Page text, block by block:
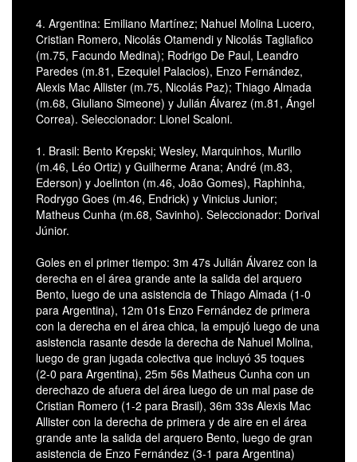
4. Argentina: Emiliano Martínez; Nahuel Molina Lucero,
Cristian Romero, Nicolás Otamendi y Nicolás Tagliafico
(m.75, Facundo Medina); Rodrigo De Paul, Leandro
Paredes (m.81, Ezequiel Palacios), Enzo Fernández,
Alexis Mac Allister (m.75, Nicolás Paz); Thiago Almada
(m.68, Giuliano Simeone) y Julián Álvarez (m.81, Ángel
Correa). Seleccionador: Lionel Scaloni.
1. Brasil: Bento Krepski; Wesley, Marquinhos, Murillo
(m.46, Léo Ortiz) y Guilherme Arana; André (m.83,
Ederson) y Joelinton (m.46, João Gomes), Raphinha,
Rodrygo Goes (m.46, Endrick) y Vinicius Junior;
Matheus Cunha (m.68, Savinho). Seleccionador: Dorival
Júnior.
Goles en el primer tiempo: 3m 47s Julián Álvarez con la
derecha en el área grande ante la salida del arquero
Bento, luego de una asistencia de Thiago Almada (1-0
para Argentina), 12m 01s Enzo Fernández de primera
con la derecha en el área chica, la empujó luego de una
asistencia rasante desde la derecha de Nahuel Molina,
luego de gran jugada colectiva que incluyó 35 toques
(2-0 para Argentina), 25m 56s Matheus Cunha con un
derechazo de afuera del área luego de un mal pase de
Cristian Romero (1-2 para Brasil), 36m 33s Alexis Mac
Allister con la derecha de primera y de aire en el área
grande ante la salida del arquero Bento, luego de gran
asistencia de Enzo Fernández (3-1 para Argentina)